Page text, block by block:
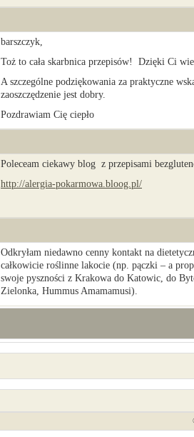
barszczyk,
Toż to cała skarbnica przepisów! Dzięki Ci
A szczególne podziękowania za praktyczne
zaoszczędzenie jest dobry.
Pozdrawiam Cię ciepło
Poleceam ciekawy blog z przepisami
http://alergia-pokarmowa.bloog.pl/
Odkryłam niedawno cenny kontakt na
całkowicie roślinne lakocie (np. pączki – a
swoje pyszności z Krakowa do Katowic, do
Zielonka, Hummus Amamamusi).